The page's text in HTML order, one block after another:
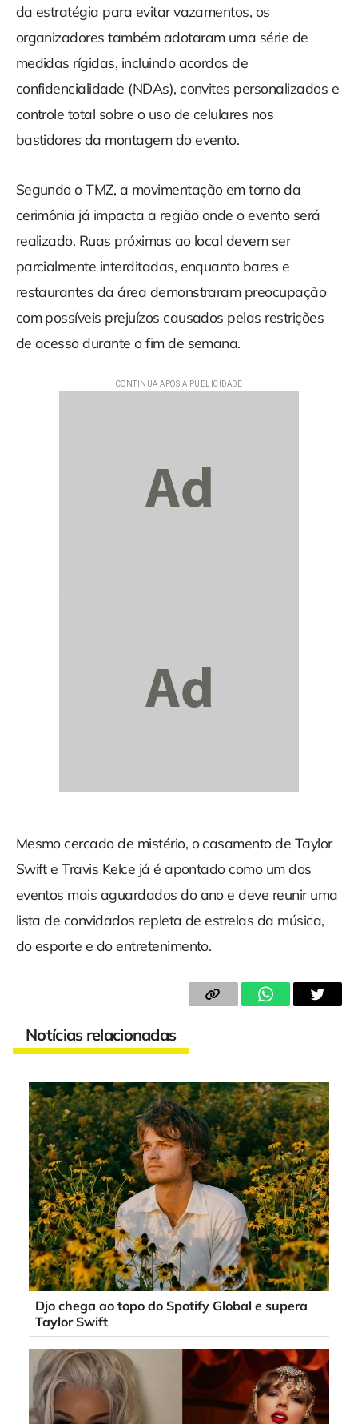
da estratégia para evitar vazamentos, os
organizadores também adotaram uma série de
medidas rígidas, incluindo acordos de
confidencialidade (NDAs), convites personalizados e
controle total sobre o uso de celulares nos
bastidores da montagem do evento.
Segundo o TMZ, a movimentação em torno da
cerimônia já impacta a região onde o evento será
realizado. Ruas próximas ao local devem ser
parcialmente interditadas, enquanto bares e
restaurantes da área demonstraram preocupação
com possíveis prejuízos causados pelas restrições
de acesso durante o fim de semana.
Mesmo cercado de mistério, o casamento de Taylor
Swift e Travis Kelce já é apontado como um dos
eventos mais aguardados do ano e deve reunir uma
lista de convidados repleta de estrelas da música,
do esporte e do entretenimento.
Notícias relacionadas
Djo chega ao topo do Spotify Global e supera
Taylor Swift